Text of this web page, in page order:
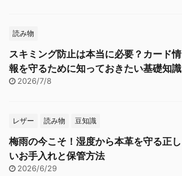
読み物
スキミング防止は本当に必要？カード情
報を守るために知っておきたい基礎知識
2026/7/8
レザー 読み物 豆知識
梅雨の今こそ！湿度から本革を守る正し
いお手入れと保管方法
2026/6/29